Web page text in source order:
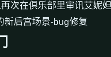
次在俱乐部里审讯艾妮
新后宫场景-bug修复